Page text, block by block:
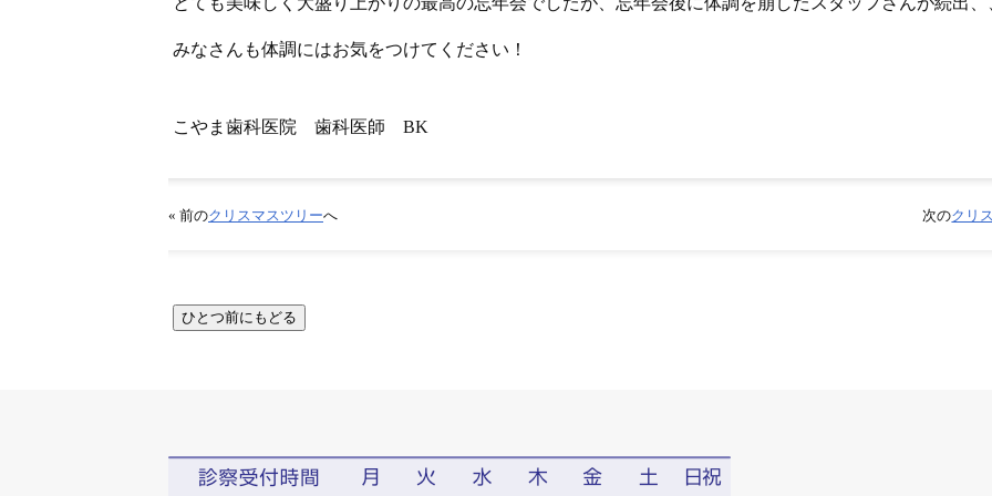
みなさんも体調にはお気をつけてください！
こやま歯科医院 歯科医師 BK
« 前のクリスマスツリーへ 次のクリ